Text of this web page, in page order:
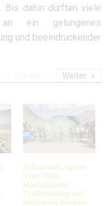
Bis dahin dürften viele
an ein gelungenes
und beeindruckender
Schnalstal Alpine
Trail 2026:
Hochalpines
Trailrunning auf
höchstem Niveau
Weiter